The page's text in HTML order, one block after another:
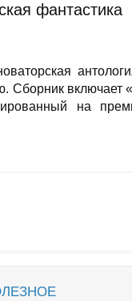
фантастика
Сборник включает
на